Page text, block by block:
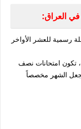
العراق:
رسمية للعشر الأواخر
في عام 2026، تكون امتحانات نصف
الشهر مخصصاً